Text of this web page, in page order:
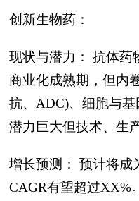
创新生物药：
现状与潜力： 抗体药
商业化成熟期，但内
抗、ADC)、细胞与基
潜力巨大但技术、生
增长预测： 预计将成
CAGR有望超过XX%。